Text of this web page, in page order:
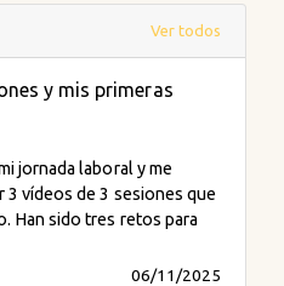
Ver todos
y mis primeras
jornada laboral y me
3 vídeos de 3 sesiones que
Han sido tres retos para
06/11/2025